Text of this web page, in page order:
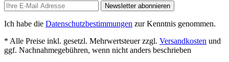
Newsletter abonnieren
Ich habe die Datenschutzbestimmungen zur Kenntnis genommen.
* Alle Preise inkl. gesetzl. Mehrwertsteuer zzgl. Versandkosten und
ggf. Nachnahmegebühren, wenn nicht anders beschrieben